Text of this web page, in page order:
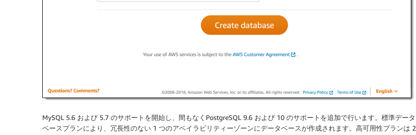
MySQL 5.6 および 5.7 のサポートを開始し、間もなくPostgreSQL 9.6 および 10 のサポートを追加で行います。標準データ
ベースプランにより、冗長性のない 1 つのアベイラビリティーゾーンにデータベースが作成されます。高可用性プランは 2